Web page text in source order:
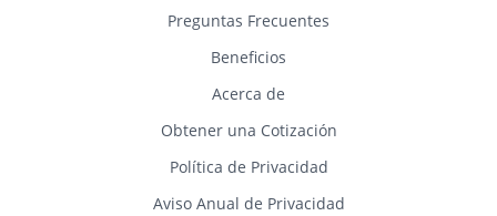
Preguntas Frecuentes
Beneficios
Acerca de
Obtener una Cotización
Política de Privacidad
Aviso Anual de Privacidad